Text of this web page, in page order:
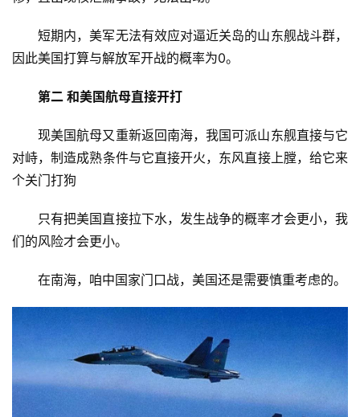
剁
手
|
同
城
美
车
投稿
短期内，美军无法有效应对逼近关岛的山东舰战斗群，
因此美国打算与解放军开战的概率为0。
第二 和美国航母直接开打
现美国航母又重新返回南海，我国可派山东舰直接与它
对峙，制造成熟条件与它直接开火，东风直接上膛，给它来
个关门打狗
只有把美国直接拉下水，发生战争的概率才会更小，我
们的风险才会更小。
在南海，咱中国家门口战，美国还是需要慎重考虑的。